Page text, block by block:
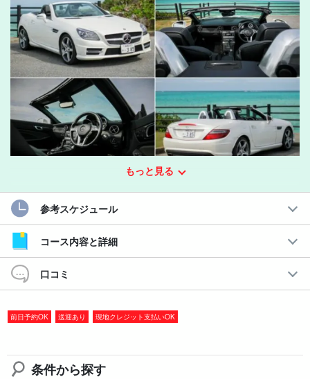
最上級のラグジュアリー！
ベンツのオープンカーで宮古島をドライブしよう
定番高級車、メルセデス・ベンツのゴージャスかつ快適なオープ
ンカーでワンランク上の思い出作り！
後、最短15分で最高のドライブにご出発いただけます。
す。身軽になっておでかけください♪
もっと見る
参考スケジュール
コース内容と詳細
口コミ
前日予約OK 送迎あり 現地クレジット支払いOK
条件から探す